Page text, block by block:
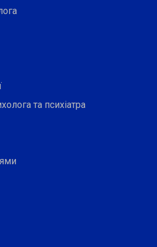
та психіатра